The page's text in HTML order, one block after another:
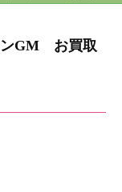
ンGM お買取